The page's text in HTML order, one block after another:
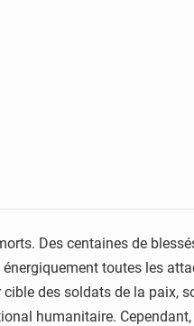
Des centaines de
toutes les
des soldats de la paix,
humanitaire.